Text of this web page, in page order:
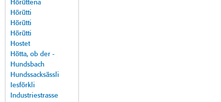
Hörüttena
Hörütti
Hörütti
Hörütti
Hostet
Hötta, ob der -
Hundsbach
Hundssacksässli
Iesförkli
Industriestrasse